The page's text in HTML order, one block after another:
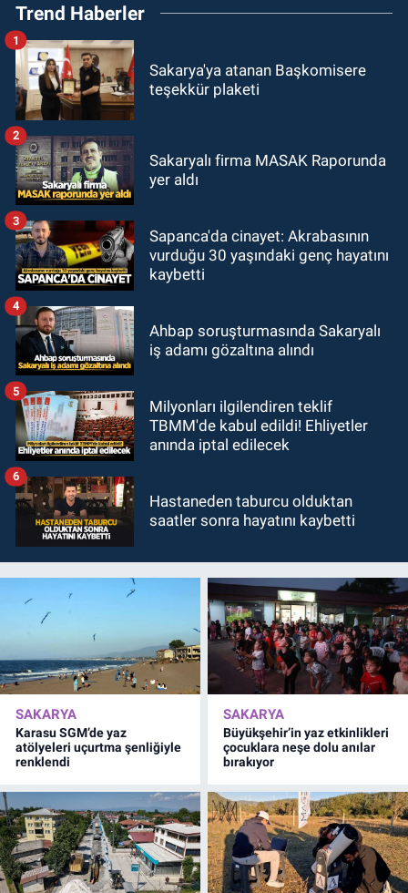
Trend Haberler
Sakarya'ya atanan Başkomisere
teşekkür plaketi
1
Sakaryalı firma MASAK Raporunda
yer aldı
2
Sapanca'da cinayet: Akrabasının
vurduğu 30 yaşındaki genç hayatını
kaybetti
3
Ahbap soruşturmasında Sakaryalı
iş adamı gözaltına alındı
4
Milyonları ilgilendiren teklif
TBMM'de kabul edildi! Ehliyetler
anında iptal edilecek
5
Hastaneden taburcu olduktan
saatler sonra hayatını kaybetti
6
SAKARYA
Karasu SGM’de yaz
atölyeleri uçurtma şenliğiyle
renklendi
SAKARYA
Büyükşehir’in yaz etkinlikleri
çocuklara neşe dolu anılar
bırakıyor